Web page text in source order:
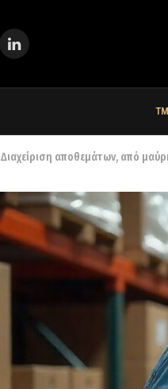
LinkedIn
Διαχείριση αποθεμάτων, από